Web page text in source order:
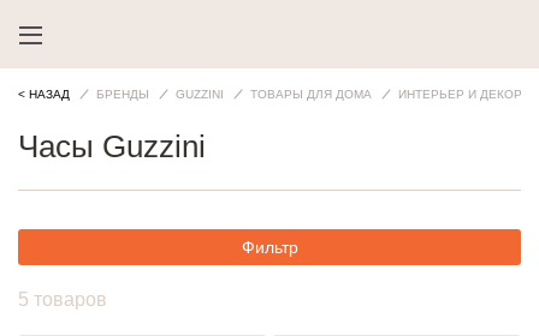
< НАЗАД БРЕНДЫ GUZZINI ТОВАРЫ ДЛЯ ДОМА ИНТЕРЬЕР И ДЕКОР
Часы Guzzini
Фильтр
5 товаров